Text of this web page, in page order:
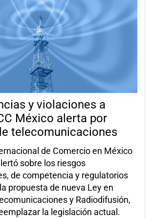
y violaciones a
México alerta por
telecomunicaciones
de Comercio en México
sobre los riesgos
de competencia y regulatorios
propuesta de nueva Ley en
y Radiodifusión,
la legislación actual.